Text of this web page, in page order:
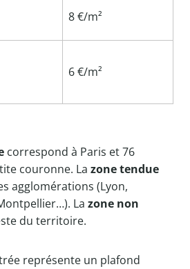
8 €/m²
6 €/m²
correspond à Paris et 76
couronne. La zone tendue
agglomérations (Lyon,
La zone non
du territoire.
représente un plafond